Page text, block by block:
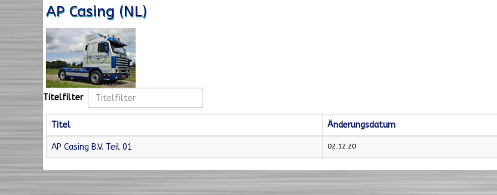
AP Casing (NL)
Titelfilter
Titel Änderungsdatum
AP Casing B.V. Teil 01 02.12.20